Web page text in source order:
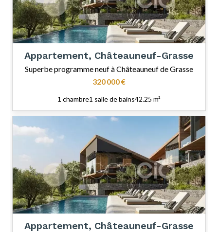
Appartement, Châteauneuf-Grasse
Superbe programme neuf à Châteauneuf de Grasse
320 000 €
1 chambre1 salle de bains42.25 m²
Appartement, Châteauneuf-Grasse